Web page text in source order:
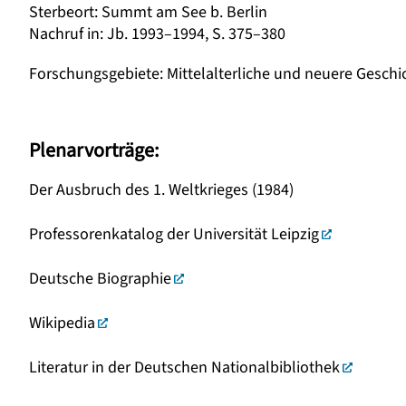
Sterbeort: Summt am See b. Berlin
Nachruf in:Jb. 1993–1994, S. 375–380
Forschungsgebiete: Mittelalterliche und neuere
Plenarvorträge:
Der Ausbruch des 1. Weltkrieges (1984)
Professorenkatalog der Universität Leipzig
Deutsche Biographie
Wikipedia
Literatur in der Deutschen Nationalbibliothek